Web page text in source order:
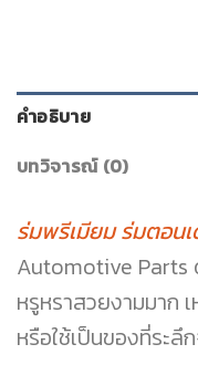
คำอธิบาย
บทวิจารณ์ (0)
ร่มพรีเมียม ร่มตอน
Automotive Parts
หรูหราสวยงามมาก
หรือใช้เป็นของที่ระ